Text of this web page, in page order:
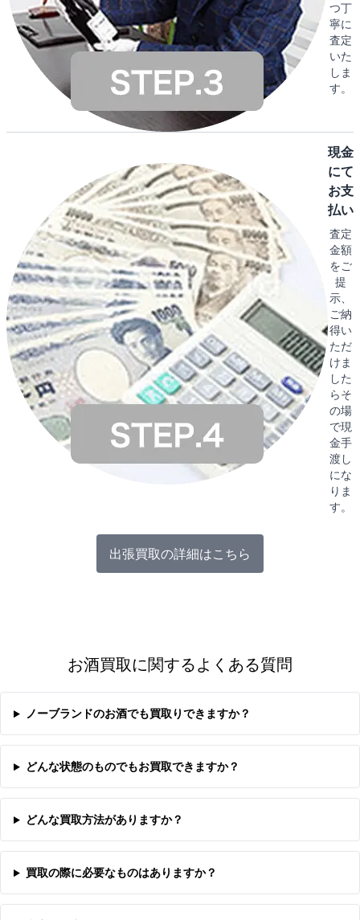
つ丁
寧に
査定
いた
しま
す。
現金
にて
お支
払い
査定
金額
をご
提
示、
ご納
得い
ただ
けま
した
らそ
の場
で現
金手
渡し
にな
りま
す。
出張買取の詳細はこちら
お酒買取に関するよくある質問
ノーブランドのお酒でも買取りできますか？
どんな状態のものでもお買取できますか？
どんな買取方法がありますか？
買取の際に必要なものはありますか？